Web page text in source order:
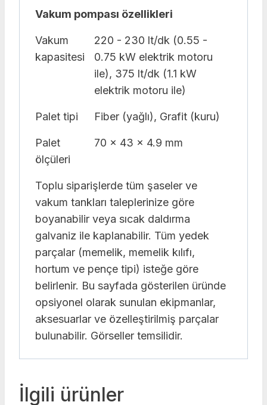
Vakum pompası özellikleri
Vakum
kapasitesi
220 - 230 lt/dk (0.55 -
0.75 kW elektrik motoru
ile), 375 lt/dk (1.1 kW
elektrik motoru ile)
Palet tipi Fiber (yağlı), Grafit (kuru)
Palet
ölçüleri
70 x 43 x 4.9 mm
Toplu siparişlerde tüm şaseler ve
vakum tankları taleplerinize göre
boyanabilir veya sıcak daldırma
galvaniz ile kaplanabilir. Tüm yedek
parçalar (memelik, memelik kılıfı,
hortum ve pençe tipi) isteğe göre
belirlenir. Bu sayfada gösterilen üründe
opsiyonel olarak sunulan ekipmanlar,
aksesuarlar ve özelleştirilmiş parçalar
bulunabilir. Görseller temsilidir.
İlgili ürünler